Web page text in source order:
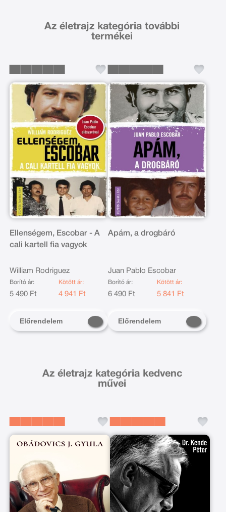
Az életrajz kategória további
termékei
Ellenségem, Escobar - A
cali kartell fia vagyok
William Rodriguez
Borító ár:
5 490 Ft
Kötött ár:
4 941 Ft
Előrendelem
Apám, a drogbáró
Juan Pablo Escobar
Borító ár:
6 490 Ft
Kötött ár:
5 841 Ft
Előrendelem
Az életrajz kategória kedvenc
művei